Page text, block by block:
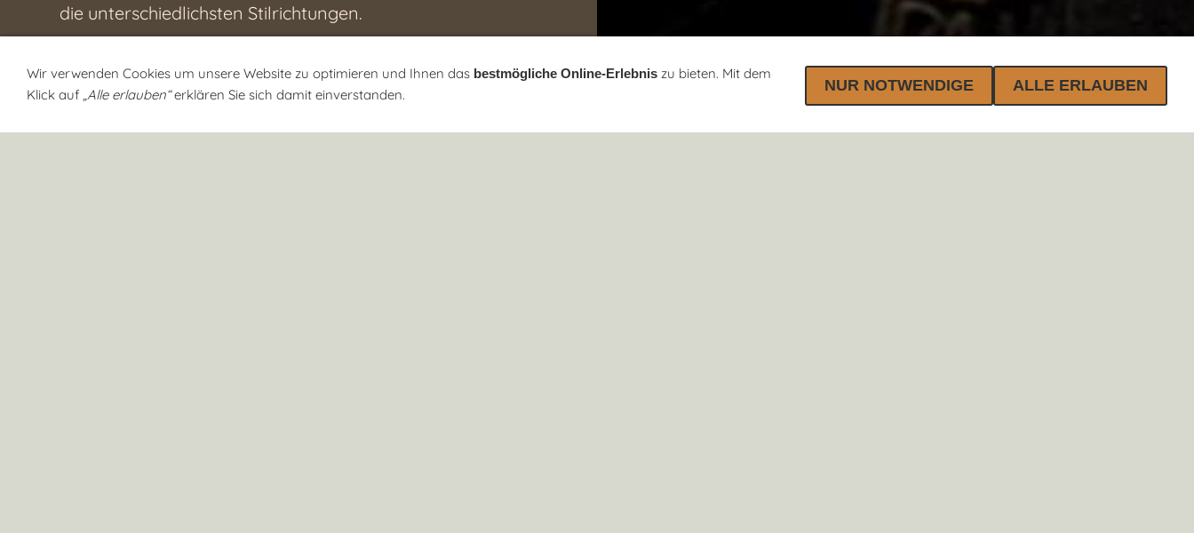
die unterschiedlichsten Stilrichtungen.
Antonis mit dem"Südpfälzer Musikerpreis"
Wir verwenden Cookies um unsere Website zu optimieren und Ihnen das bestmögliche Online-Erlebnis zu bieten. Mit dem
Klick auf „Alle erlauben“erklären Sie sich damit einverstanden.
NUR NOTWENDIGE ALLE ERLAUBEN